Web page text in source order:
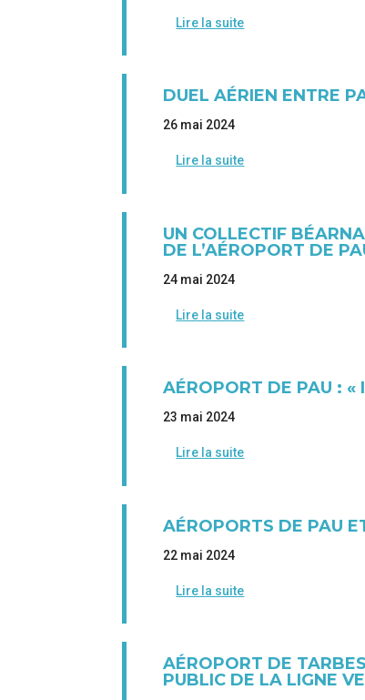
Lire la suite
DUEL AÉRIEN ENTRE
26 mai 2024
Lire la suite
UN COLLECTIF
DE L’AÉROPORT DE
24 mai 2024
Lire la suite
AÉROPORT DE PAU : «
23 mai 2024
Lire la suite
AÉROPORTS DE PAU
22 mai 2024
Lire la suite
AÉROPORT DE
PUBLIC DE LA LIGNE